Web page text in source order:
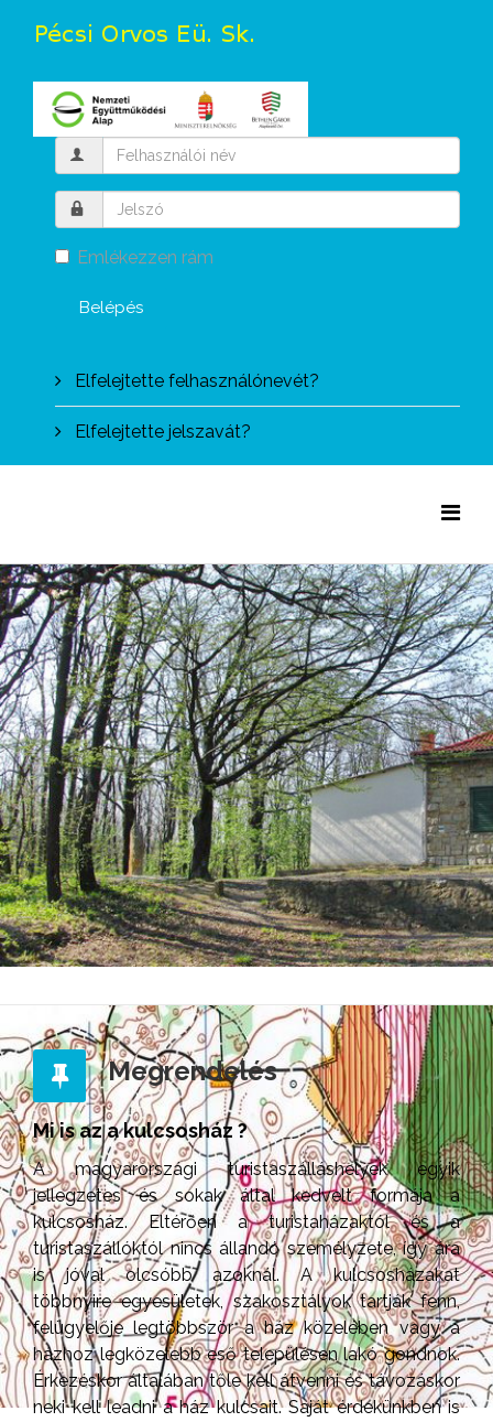
Emlékezzen rám
Belépés
Elfelejtette felhasználónevét?
Elfelejtette jelszavát?
Megrendelés
Mi is az a kulcsosház ?
A magyarországi turistaszálláshelyek egyik
jellegzetes és sokak által kedvelt formája a
kulcsosház. Eltérően a turistaházaktól és a
turistaszállóktól nincs állandó személyzete, így ára
is jóval olcsóbb azoknál. A kulcsosházakat
többnyire egyesületek, szakosztályok tartják fenn,
felügyelője legtöbbször a ház közelében vagy a
házhoz legközelebb eső településen lakó gondnok.
Érkezéskor általában tőle kell átvenni és távozáskor
neki kell leadni a ház kulcsait. Saját érdekünkben is